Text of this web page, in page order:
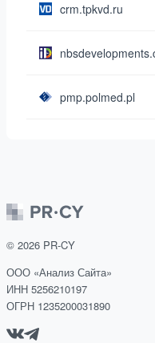
crm.tpkvd.ru
pmp.polmed.pl
© 2026 PR-CY
ООО «Анализ Сайта»
ИНН 5256210197
ОГРН 1235200031890